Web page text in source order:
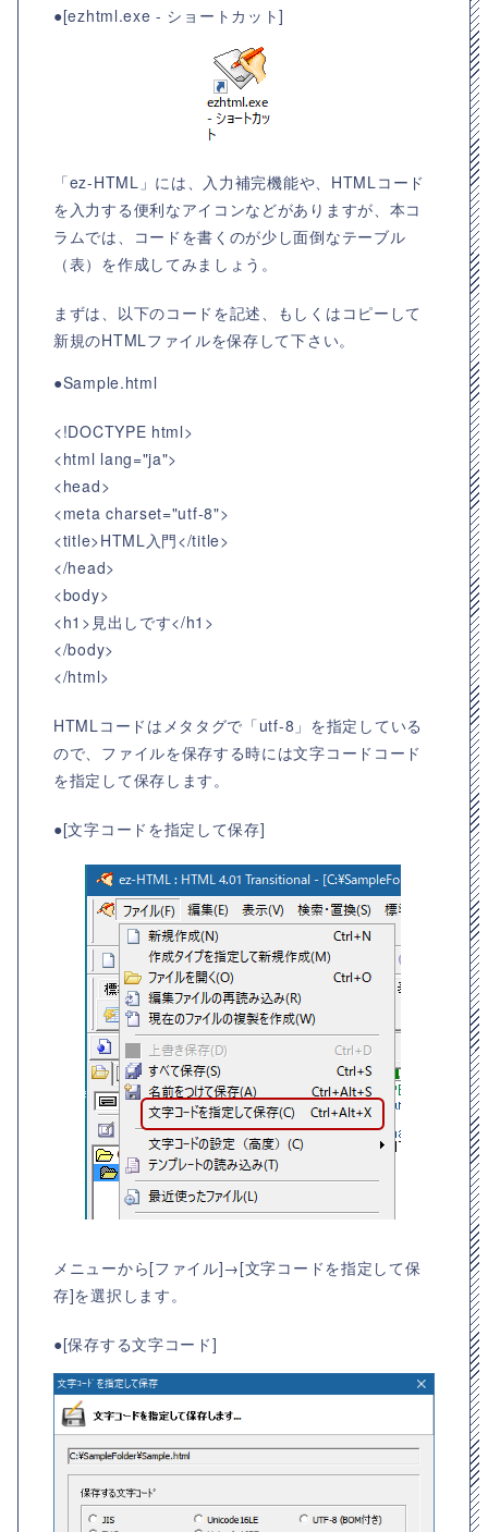
●[ezhtml.exe - ショートカット]
「ez-HTML」には、入力補完機能や、HTMLコード
を入力する便利なアイコンなどがありますが、本コ
ラムでは、コードを書くのが少し面倒なテーブル
（表）を作成してみましょう。
まずは、以下のコードを記述、もしくはコピーして
新規のHTMLファイルを保存して下さい。
●Sample.html
<!DOCTYPE html>
<html lang="ja">
<head>
<meta charset="utf-8">
<title>HTML入門</title>
</head>
<body>
<h1>見出しです</h1>
</body>
</html>
HTMLコードはメタタグで「utf-8」を指定している
ので、ファイルを保存する時には文字コードコード
を指定して保存します。
●[文字コードを指定して保存]
メニューから[ファイル]→[文字コードを指定して保
存]を選択します。
●[保存する文字コード]